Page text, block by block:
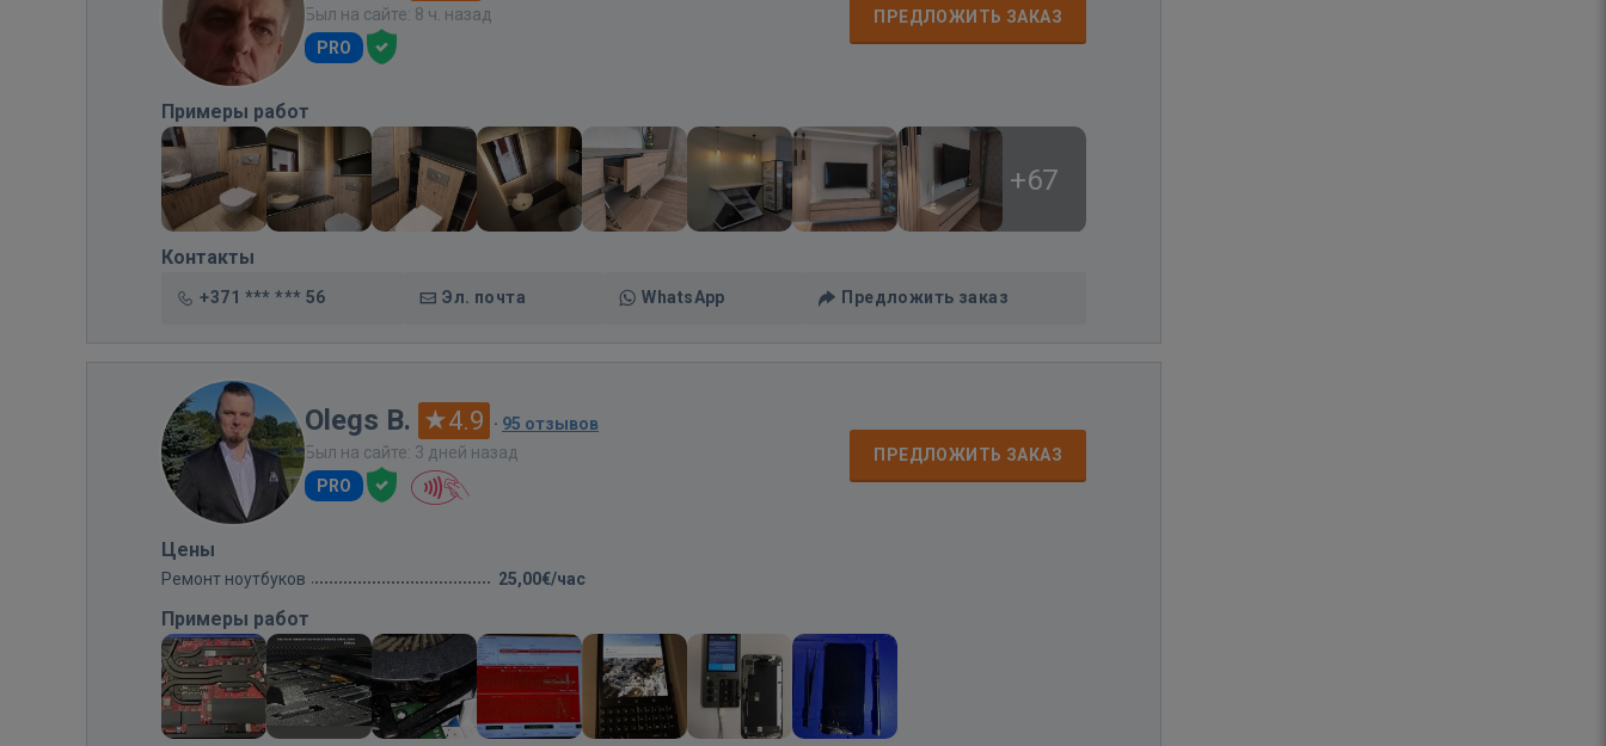
Был на сайте: 8 ч. назад
PRO
ПРЕДЛОЖИТЬ ЗАКАЗ
Примеры работ
+67
Контакты
+371 *** *** 56 Эл. почта WhatsApp Предложить заказ
Olegs B. 4.9 · 95 отзывов
Был на сайте: 3 дней назад
PRO
ПРЕДЛОЖИТЬ ЗАКАЗ
Цены
Ремонт ноутбуков 25,00€/час
Примеры работ